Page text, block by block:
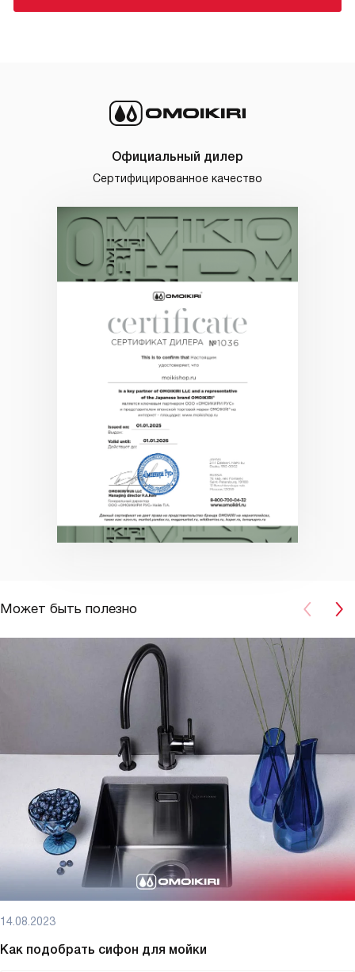
Официальный дилер
Сертифицированное качество
Может быть полезно
14.08.2023
Как подобрать сифон для мойки